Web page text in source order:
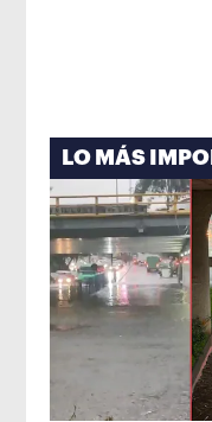
LO MÁS